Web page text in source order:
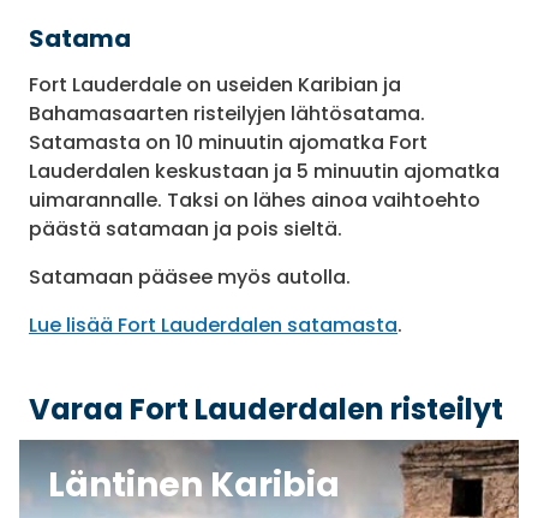
Satama
Fort Lauderdale on useiden Karibian ja
Bahamasaarten risteilyjen lähtösatama.
Satamasta on 10 minuutin ajomatka Fort
Lauderdalen keskustaan ja 5 minuutin ajomatka
uimarannalle. Taksi on lähes ainoa vaihtoehto
päästä satamaan ja pois sieltä.
Satamaan pääsee myös autolla.
Lue lisää Fort Lauderdalen satamasta.
Varaa Fort Lauderdalen risteilyt
Läntinen Karibia